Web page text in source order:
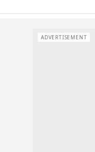
ADVERTISEMENT